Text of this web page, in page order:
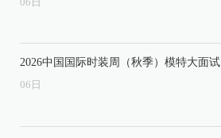
2026中国国际时装周（秋季）模特大面试
06 日